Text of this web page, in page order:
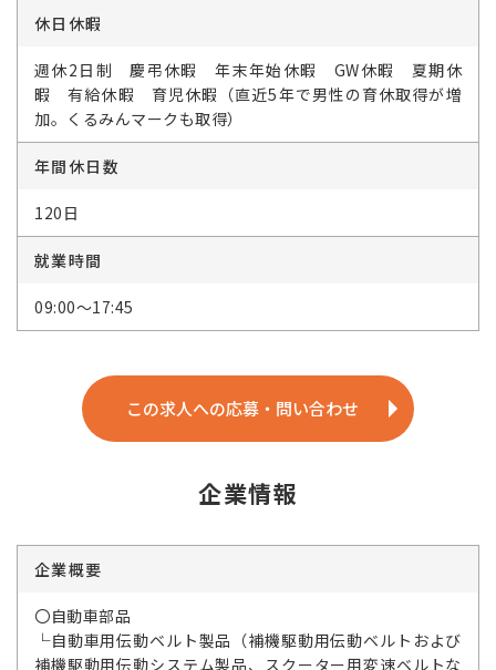
休日休暇
週休2日制 慶弔休暇 年末年始休暇 GW休暇 夏期休
暇 有給休暇 育児休暇（直近5年で男性の育休取得が増
加。くるみんマークも取得）
年間休日数
120日
就業時間
09:00～17:45
この求人への応募・問い合わせ
企業情報
企業概要
〇自動車部品
└自動車用伝動ベルト製品（補機駆動用伝動ベルトおよび
補機駆動用伝動システム製品、スクーター用変速ベルトな